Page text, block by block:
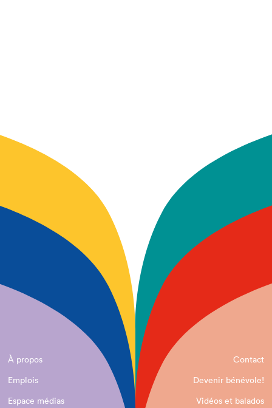
À propos
Contact
Emplois
Devenir bénévole!
Espace médias
Vidéos et balados